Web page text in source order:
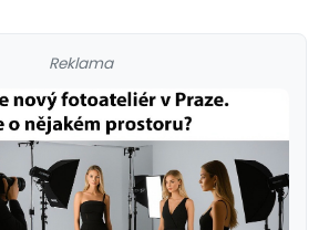
Reklama